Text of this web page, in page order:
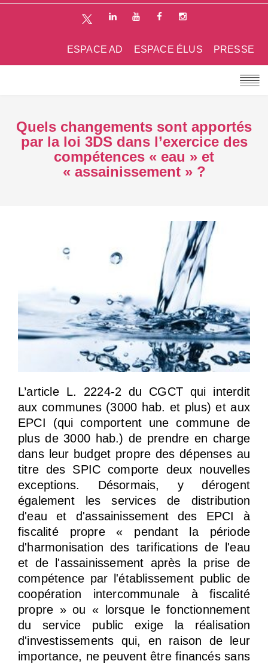
PRESSE
ESPACE ÉLUS
ESPACE AD
Quels changements sont apportés
par la loi 3DS dans l’exercice des
compétences « eau » et
« assainissement » ?
L’article L. 2224-2 du CGCT qui interdit
aux communes (3000 hab. et plus) et aux
EPCI (qui comportent une commune de
plus de 3000 hab.) de prendre en charge
dans leur budget propre des dépenses au
titre des SPIC comporte deux nouvelles
exceptions. Désormais, y dérogent
également les services de distribution
d'eau et d'assainissement des EPCI à
fiscalité propre « pendant la période
d'harmonisation des tarifications de l'eau
et de l'assainissement après la prise de
compétence par l'établissement public de
coopération intercommunale à fiscalité
propre » ou « lorsque le fonctionnement
du service public exige la réalisation
d'investissements qui, en raison de leur
importance, ne peuvent être financés sans